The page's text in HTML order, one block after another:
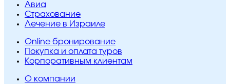
Авиа
Страхование
Лечение в Израиле
Online бронирование
Покупка и оплата туров
Корпоративным клиентам
O компании